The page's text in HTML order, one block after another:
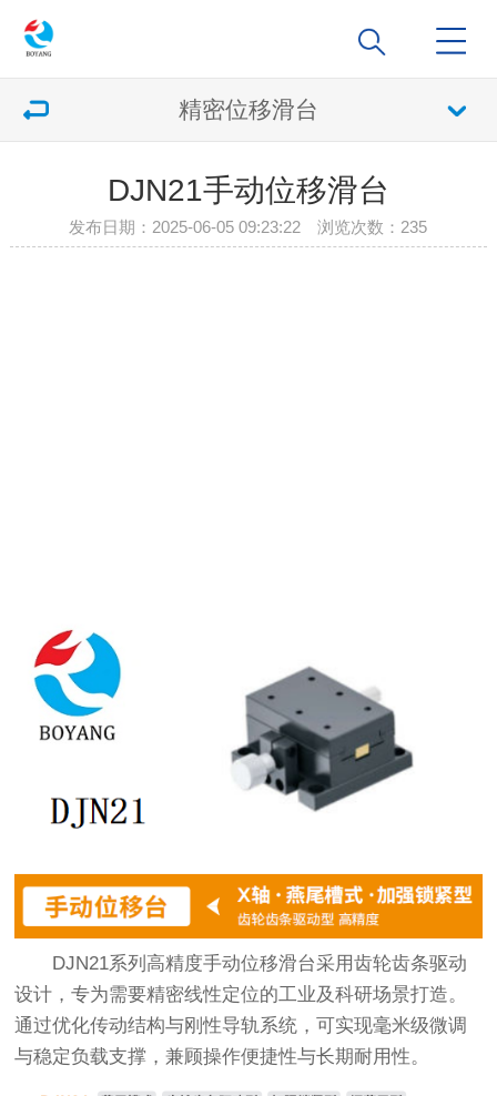
精密位移滑台
DJN21手动位移滑台
发布日期：2025-06-05 09:23:22 浏览次数： 235
DJN21系列高精度手动位移滑台采用齿轮齿条驱动
设计，专为需要精密线性定位的工业及科研场景打造。
通过优化传动结构与刚性导轨系统，可实现毫米级微调
与稳定负载支撑，兼顾操作便捷性与长期耐用性。